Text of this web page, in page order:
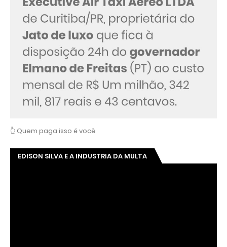
👆 Quem paga isso é você
EDISON SILVA E A INDUSTRIA DA MULTA